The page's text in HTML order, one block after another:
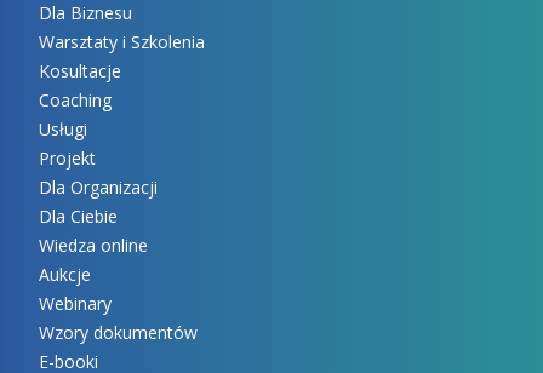
Dla Biznesu
Warsztaty i Szkolenia
Kosultacje
Coaching
Usługi
Projekt
Dla Organizacji
Dla Ciebie
Wiedza online
Aukcje
Webinary
Wzory dokumentów
E-booki